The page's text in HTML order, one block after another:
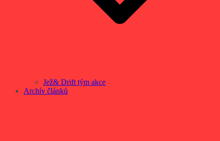
Jež& Drift tým akce
Archív článků